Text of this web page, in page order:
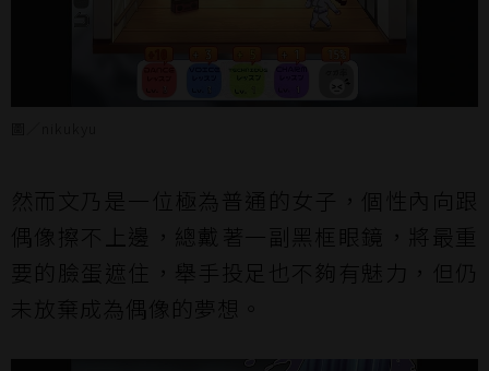
然而文乃是一位極為普通的女子，個性內向跟
偶像擦不上邊，總戴著一副黑框眼鏡，將最重
要的臉蛋遮住，舉手投足也不夠有魅力，但仍
未放棄成為偶像的夢想。